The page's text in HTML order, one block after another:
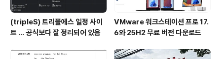
(tripleS) 트리플에스 일정 사이
트 ... 공식보다 잘 정리되어 있음
VMware 워크스테이션 프로 17.
6와 25H2 무료 버전 다운로드